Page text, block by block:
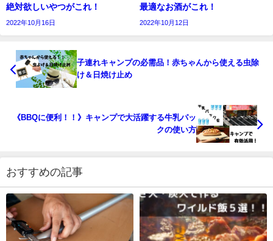
絶対欲しいやつがこれ！
2022年10月16日
最適なお酒がこれ！
2022年10月12日
子連れキャンプの必需品！赤ちゃんから使える虫除
け＆日焼け止め
《BBQに便利！！》キャンプで大活躍する牛乳パッ
クの使い方
おすすめの記事